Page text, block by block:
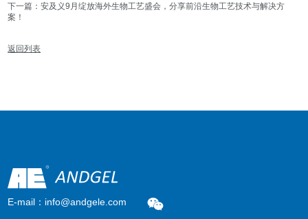
下一篇：安及义9月绽放海外生物工艺盛会，分享前沿生物工艺技术与解决方
案！
返回列表
E-mail：info@andgele.com